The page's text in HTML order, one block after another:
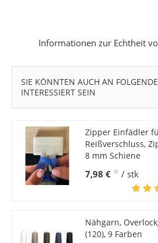
Informationen zur Echtheit
SIE KÖNNTEN AUCH AN
INTERESSIERT SEIN
Zipper Einfädler
Reißverschluss,
8 mm Schiene
7,98 € * / stk
Nähgarn,
(120), 9 Farben